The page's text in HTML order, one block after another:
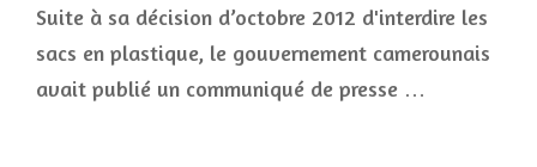
Suite à sa décision d’octobre 2012 d'interdire les
sacs en plastique, le gouvernement camerounais
avait publié un communiqué de presse …